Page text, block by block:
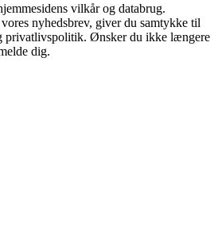
vilkår og databrug.
nyhedsbrev, giver du samtykke til
privatlivspolitik. Ønsker du ikke længere
dig.